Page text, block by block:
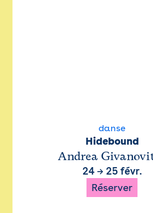
danse
Hidebound
Andrea
24→ 25 févr.
Réserver